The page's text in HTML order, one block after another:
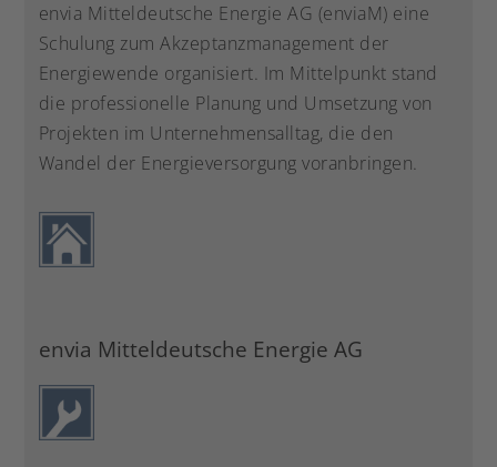
envia Mitteldeutsche Energie AG (enviaM) eine
Schulung zum Akzeptanzmanagement der
Energiewende organisiert. Im Mittelpunkt stand
die professionelle Planung und Umsetzung von
Projekten im Unternehmensalltag, die den
Wandel der Energieversorgung voranbringen.
envia Mitteldeutsche Energie AG